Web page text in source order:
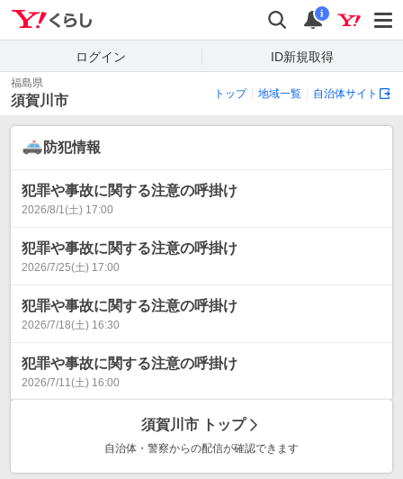
検索 通知
i
ログイン ID新規取得
福島県
須賀川市 トップ 地域一覧 自治体サイト
防犯情報
犯罪や事故に関する注意の呼掛け
2026/8/1(土) 17:00
犯罪や事故に関する注意の呼掛け
2026/7/25(土) 17:00
犯罪や事故に関する注意の呼掛け
2026/7/18(土) 16:30
犯罪や事故に関する注意の呼掛け
2026/7/11(土) 16:00
須賀川市 トップ
自治体・警察からの配信が確認できます